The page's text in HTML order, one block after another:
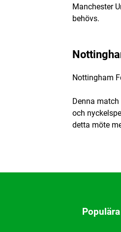
Manchester
behövs.
Nottingham
Denna
och
detta möte